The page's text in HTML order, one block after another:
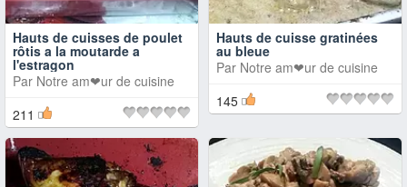
Hauts de cuisses de poulet
rôtis a la moutarde a
l'estragon
Par Notre am❤ur de cuisine
211
Hauts de cuisse gratinées
au bleue
Par Notre am❤ur de cuisine
145